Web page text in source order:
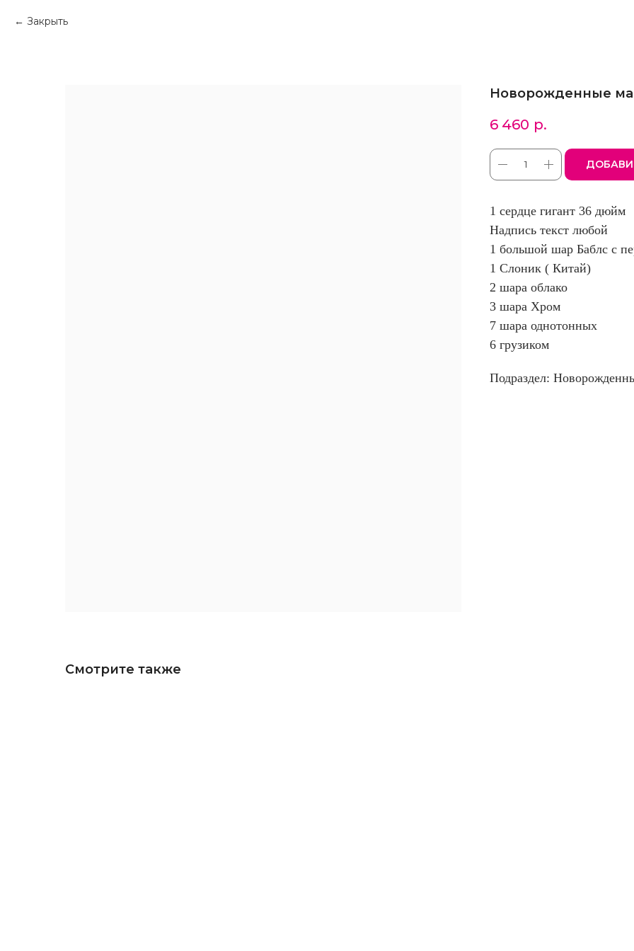
Закрыть
Новорожденные
6 460 р.
1 сердце гигант 36 дюйм
Надпись текст любой
1 большой шар Баблс с
1 Слоник ( Китай)
2 шара облако
3 шара Хром
7 шара однотонных
6 грузиком
Подраздел:
Смотрите также